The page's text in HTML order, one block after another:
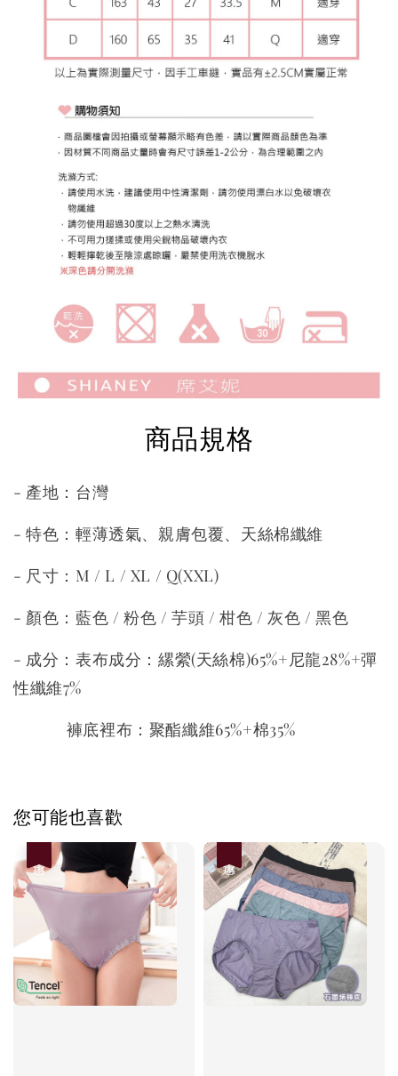
商品規格
- 產地：台灣
- 特色：輕薄透氣、親膚包覆、天絲棉纖維
- 尺寸：M / L / XL / Q(XXL)
- 顏色：藍色 / 粉色 / 芋頭 / 柑色 / 灰色 / 黑色
- 成分：表布成分：縲縈(天絲棉)65%+尼龍28%+彈
性纖維7%
褲底裡布：聚酯纖維65%+棉35%
您可能也喜歡